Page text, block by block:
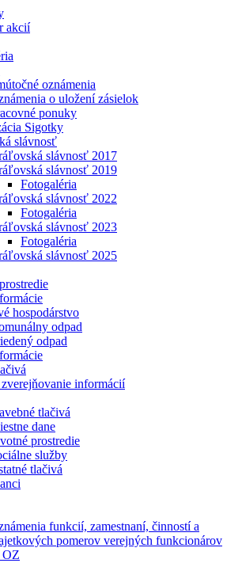
akcií
oznámenia
o uložení zásielok
ponuky
Sigotky
slávnosť
slávnosť 2017
slávnosť 2019
Fotogaléria
slávnosť 2022
Fotogaléria
slávnosť 2023
Fotogaléria
slávnosť 2025
hospodárstvo
odpad
odpad
informácií
tlačivá
dane
prostredie
služby
tlačivá
funkcií, zamestnaní, činností a
pomerov verejných funkcionárov
OZ